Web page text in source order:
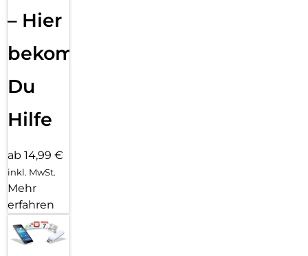
– Hier
bekommst
Du
Hilfe
ab 14,99 €
inkl. MwSt.
Mehr
erfahren